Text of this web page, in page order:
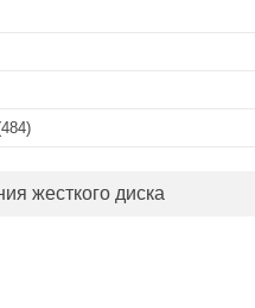
жесткого диска